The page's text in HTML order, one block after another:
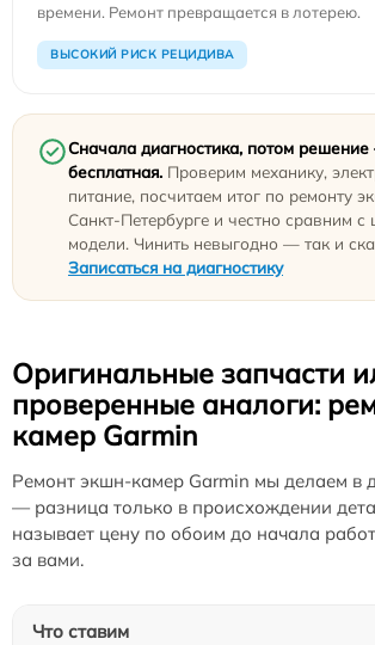
времени. Ремонт превращается в лотерею.
ВЫСОКИЙ РИСК РЕЦИДИВА
Сначала диагностика, потом
бесплатная. Проверим механику,
питание, посчитаем итог по ремонту
Санкт-Петербурге и честно сравним с
модели. Чинить невыгодно — так и
Записаться на диагностику
Оригинальные запчасти
проверенные аналоги:
камер Garmin
Ремонт экшн-камер Garmin мы делаем в
— разница только в происхождении
называет цену по обоим до начала
за вами.
Что ставим